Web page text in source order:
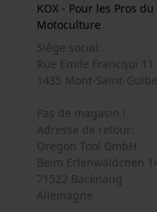
KOX - Pour les Pros
Motoculture
Siège social:
Rue Emile Francqui 11
1435 Mont-Saint-
Pas de magasin !
Adresse de retour:
Oregon Tool GmbH
Beim Erlenwäldchen
71522 Backnang
Allemagne
contact par chat
Global Site Tag
Advertising Universal Event